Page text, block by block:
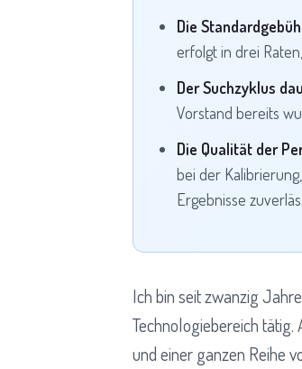
Die
erfolgt in drei
Der Suchzyklus
Vorstand bereits
Die Qualität der
bei der
Ergebnisse
Ich bin seit zwanzig
Technologiebereich tätig.
und einer ganzen Reihe